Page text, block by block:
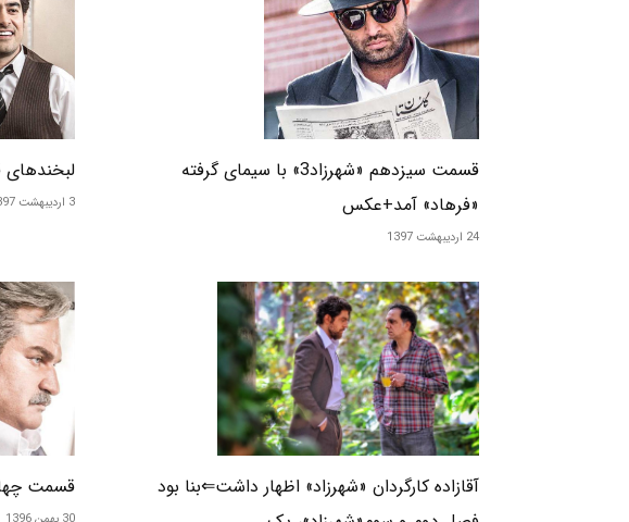
قسمت سیزدهم «شهرزاد3» با سیمای گرفته
«فرهاد» آمد+عکس
24 اردیبهشت 1397
لبخندهای
3 اردیبهشت 1397
آقازاده کارگردان «شهرزاد» اظهار داشت⇐بنا بود
قسمت چهارم